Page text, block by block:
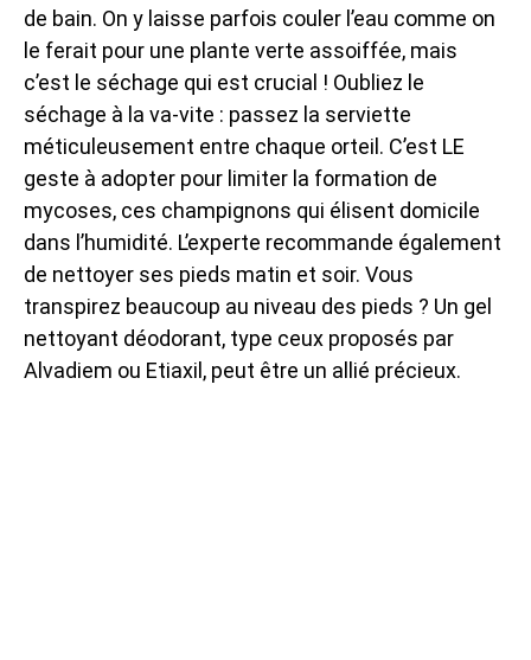
de bain. On y laisse parfois couler l’eau comme on
le ferait pour une plante verte assoiffée, mais
c’est le séchage qui est crucial ! Oubliez le
séchage à la va-vite : passez la serviette
méticuleusement entre chaque orteil. C’est LE
geste à adopter pour limiter la formation de
mycoses, ces champignons qui élisent domicile
dans l’humidité. L’experte recommande également
de nettoyer ses pieds matin et soir. Vous
transpirez beaucoup au niveau des pieds ? Un gel
nettoyant déodorant, type ceux proposés par
Alvadiem ou Etiaxil, peut être un allié précieux.